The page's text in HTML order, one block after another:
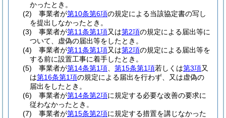
かったとき。
(2)
事業者が第10条第6項の規定による当該協定書の写し
を提出しなかったとき。
(3)
事業者が第11条第1項又は第2項の規定による届出等に
ついて、虚偽の届出等をしたとき。
(4)
事業者が第11条第1項又は第2項の規定による届出等を
する前に設置工事に着手したとき。
(5)
事業者が第14条第1項 第15条第1項若しくは第3項又
は第16条第1項の規定による届出を行わず、又は虚偽の
届出をしたとき。
(6)
事業者が第14条第2項に規定する必要な改善の要求に
従わなかったとき。
(7)
事業者が第15条第2項に規定する措置を講じなかった